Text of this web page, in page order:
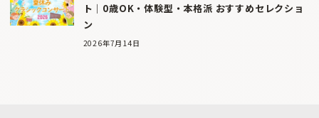
ト｜0歳OK・体験型・本格派 おすすめセレクショ
ン
2026年7月14日